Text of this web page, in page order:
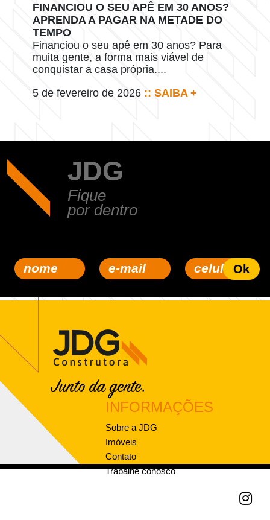
FINANCIOU O SEU APÊ EM 30 ANOS?
APRENDA A PAGAR NA METADE DO
TEMPO
Financiou o seu apê em 30 anos? Para
muita gente, a forma mais viável de
conquistar a casa própria....
5 de fevereiro de 2026 :: SAIBA +
JDG
Fique
por dentro
INFORMAÇÕES
Sobre a JDG
Imóveis
Contato
Trabalhe conosco